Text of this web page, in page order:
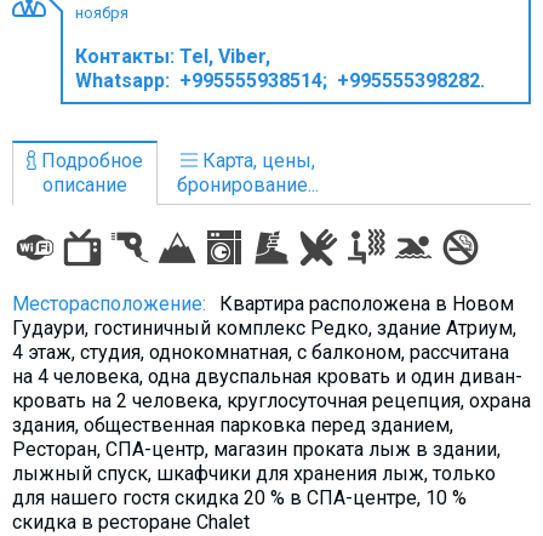
ноября
Контакты: Tel, Viber,
Whatsapp: +995555938514; +995555398282.
Подробное
описание
Карта, цены,
бронирование...
Месторасположение:
Квартира расположена в Новом
Гудаури, гостиничный комплекс Редко, здание Атриум,
4 этаж, студия, однокомнатная, с балконом, рассчитана
на 4 человека, одна двуспальная кровать и один диван-
кровать на 2 человека, круглосуточная рецепция, охрана
здания, общественная парковка перед зданием,
Ресторан, СПА-центр, магазин проката лыж в здании,
лыжный спуск, шкафчики для хранения лыж, только
для нашего гостя скидка 20 % в СПА-центре, 10 %
скидка в ресторане Chalet
ПРОЖИВАНИЕ
Квартиры
Коттеджи
Отели
%
Горячие предложения
Долгосрочная аренда
Казбеги
Другое
ГРУЗИЯ
О Грузии
Визы и Документы